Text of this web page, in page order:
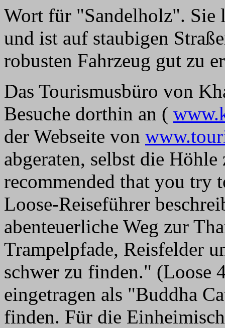
Wort für "Sandelholz".
und ist auf staubigen
robusten Fahrzeug gut zu
Das Tourismusbüro von
Besuche dorthin an (
der Webseite von
abgeraten, selbst die
recommended that you try
Loose-Reiseführer
abenteuerliche Weg zur
Trampelpfade, Reisfelder
schwer zu finden." (Loose
eingetragen als "Buddha
finden. Für die